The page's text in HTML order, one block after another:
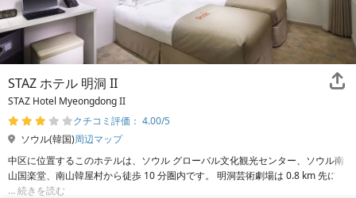
STAZ ホテル 明洞 II
STAZ Hotel Myeongdong II
クチコミ評価： 4.00/5
ソウル(韓国)周辺マップ
中区に位置するこのホテルは、ソウル グローバル文化観光センター、ソウル南
山国楽堂、南山韓屋村から徒歩 10 分圏内です。 明洞芸術劇場は 0.8 km 先にあ
ります。 地下鉄 忠武路駅まで徒歩 6 分、地下鉄 乙支路 3 街駅まで徒歩 7 分で
続きを読む